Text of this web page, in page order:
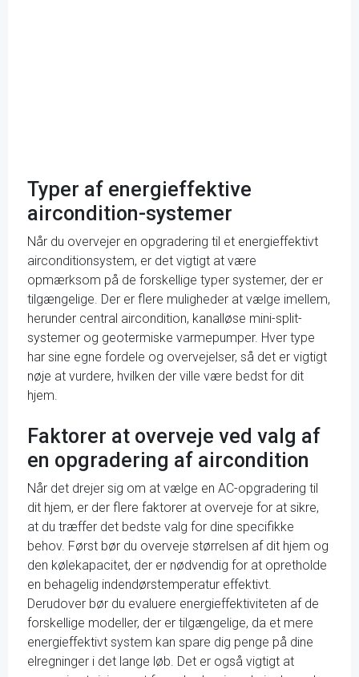
Typer af energieffektive
aircondition-systemer
Når du overvejer en opgradering til et energieffektivt
airconditionsystem, er det vigtigt at være
opmærksom på de forskellige typer systemer, der er
tilgængelige. Der er flere muligheder at vælge imellem,
herunder central aircondition, kanalløse mini-split-
systemer og geotermiske varmepumper. Hver type
har sine egne fordele og overvejelser, så det er vigtigt
nøje at vurdere, hvilken der ville være bedst for dit
hjem.
Faktorer at overveje ved valg af
en opgradering af aircondition
Når det drejer sig om at vælge en AC-opgradering til
dit hjem, er der flere faktorer at overveje for at sikre,
at du træffer det bedste valg for dine specifikke
behov. Først bør du overveje størrelsen af dit hjem og
den kølekapacitet, der er nødvendig for at opretholde
en behagelig indendørstemperatur effektivt.
Derudover bør du evaluere energieffektiviteten af de
forskellige modeller, der er tilgængelige, da et mere
energieffektivt system kan spare dig penge på dine
elregninger i det lange løb. Det er også vigtigt at